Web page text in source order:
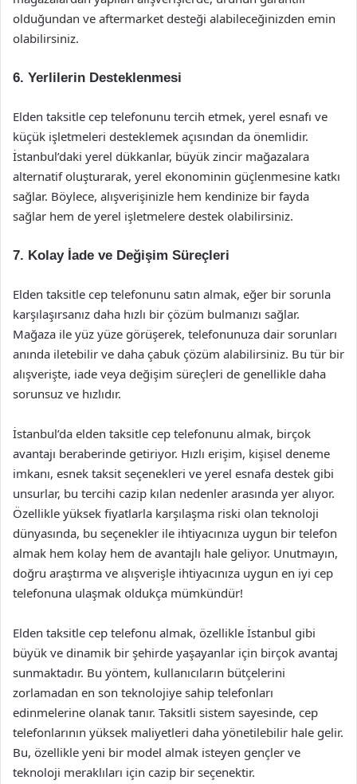
olduğundan ve aftermarket desteği alabileceğinizden emin
olabilirsiniz.
6. Yerlilerin Desteklenmesi
Elden taksitle cep telefonunu tercih etmek, yerel esnafı ve
küçük işletmeleri desteklemek açısından da önemlidir.
İstanbul’daki yerel dükkanlar, büyük zincir mağazalara
alternatif oluşturarak, yerel ekonominin güçlenmesine katkı
sağlar. Böylece, alışverişinizle hem kendinize bir fayda
sağlar hem de yerel işletmelere destek olabilirsiniz.
7. Kolay İade ve Değişim Süreçleri
Elden taksitle cep telefonunu satın almak, eğer bir sorunla
karşılaşırsanız daha hızlı bir çözüm bulmanızı sağlar.
Mağaza ile yüz yüze görüşerek, telefonunuza dair sorunları
anında iletebilir ve daha çabuk çözüm alabilirsiniz. Bu tür bir
alışverişte, iade veya değişim süreçleri de genellikle daha
sorunsuz ve hızlıdır.
İstanbul’da elden taksitle cep telefonunu almak, birçok
avantajı beraberinde getiriyor. Hızlı erişim, kişisel deneme
imkanı, esnek taksit seçenekleri ve yerel esnafa destek gibi
unsurlar, bu tercihi cazip kılan nedenler arasında yer alıyor.
Özellikle yüksek fiyatlarla karşılaşma riski olan teknoloji
dünyasında, bu seçenekler ile ihtiyacınıza uygun bir telefon
almak hem kolay hem de avantajlı hale geliyor. Unutmayın,
doğru araştırma ve alışverişle ihtiyacınıza uygun en iyi cep
telefonuna ulaşmak oldukça mümkündür!
Elden taksitle cep telefonu almak, özellikle İstanbul gibi
büyük ve dinamik bir şehirde yaşayanlar için birçok avantaj
sunmaktadır. Bu yöntem, kullanıcıların bütçelerini
zorlamadan en son teknolojiye sahip telefonları
edinmelerine olanak tanır. Taksitli sistem sayesinde, cep
telefonlarının yüksek maliyetleri daha yönetilebilir hale gelir.
Bu, özellikle yeni bir model almak isteyen gençler ve
teknoloji meraklıları için cazip bir seçenektir.